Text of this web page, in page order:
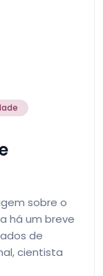
sobre o
há um breve
de
cientista